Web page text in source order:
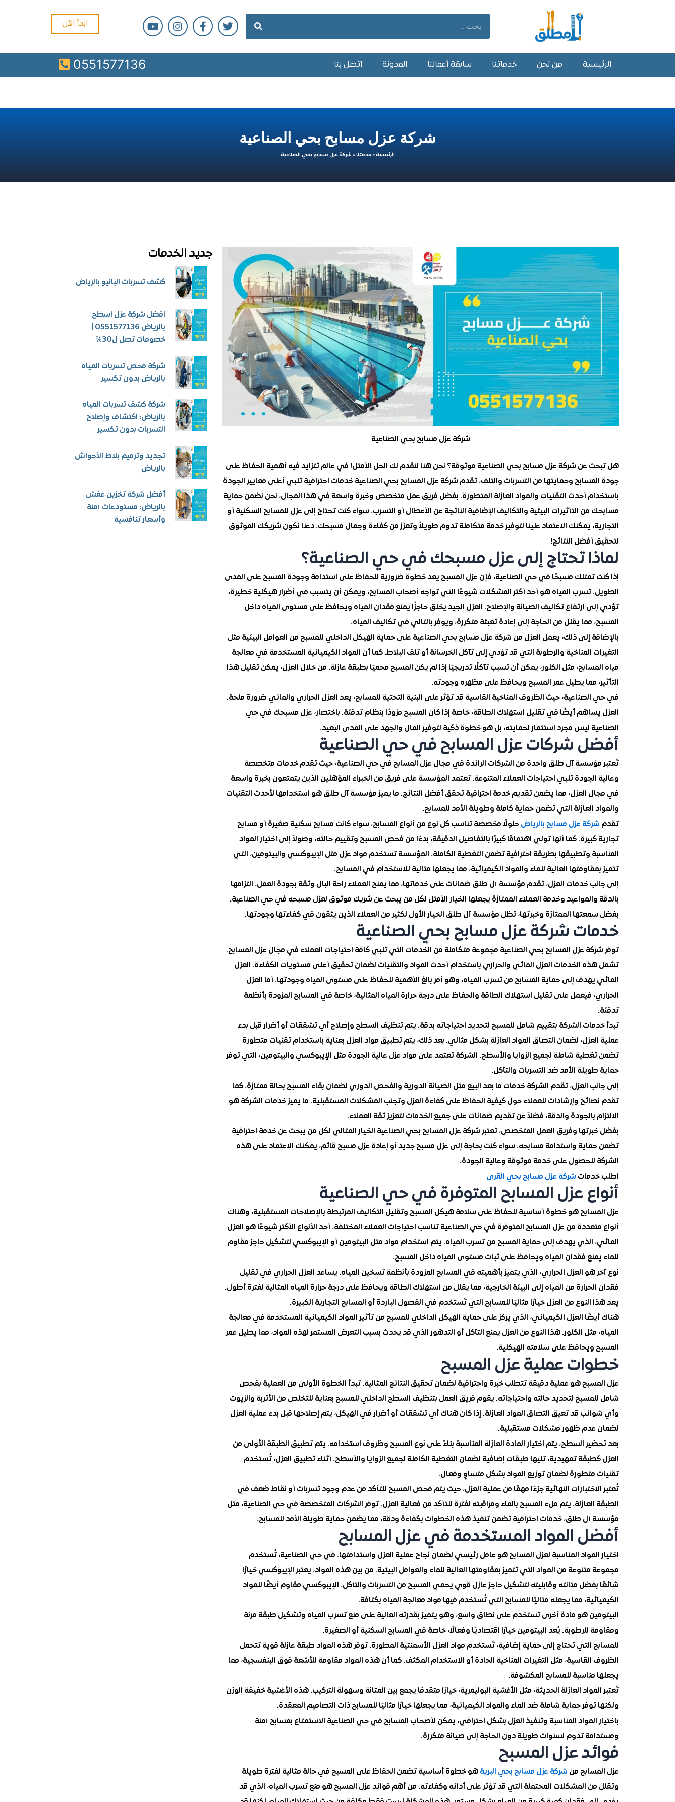
ابدأ الآن
الرئيسية من نحن خدماتنا سابقة أعمالنا المدونة اتصل بنا 0551577136
شركة عزل مسابح بحي الصناعية
الرئيسية»خدمتنا» شركة عزل مسابح بحي الصناعية
شركة عزل مسابح بحي الصناعية
هل تبحث عن شركة عزل مسابح بحي الصناعية موثوقة؟ نحن هنا لنقدم لك الحل الأمثل! في عالم تتزايد فيه أهمية الحفاظ على
جودة المسابح وحمايتها من التسربات والتلف، تقدم شركة عزل المسابح بحي الصناعية خدمات احترافية تلبي أعلى معايير الجودة
باستخدام أحدث التقنيات والمواد العازلة المتطورة. بفضل فريق عمل متخصص وخبرة واسعة في هذا المجال، نحن نضمن حماية
مسابحك من التأثيرات البيئية والتكاليف الإضافية الناتجة عن الأعطال أو التسرب. سواء كنت تحتاج إلى عزل للمسابح السكنية أو
التجارية، يمكنك الاعتماد علينا لتوفير خدمة متكاملة تدوم طويلاً وتعزز من كفاءة وجمال مسبحك. دعنا نكون شريكك الموثوق
لتحقيق أفضل النتائج!
لماذا تحتاج إلى عزل مسبحك في حي الصناعية؟
إذا كنت تمتلك مسبحًا في حي الصناعية، فإن عزل المسبح يعد خطوة ضرورية للحفاظ على استدامة وجودة المسبح على المدى
الطويل. تسرب المياه هو أحد أكثر المشكلات شيوعًا التي تواجه أصحاب المسابح، ويمكن أن يتسبب في أضرار هيكلية خطيرة،
تؤدي إلى ارتفاع تكاليف الصيانة والإصلاح. العزل الجيد يخلق حاجزًا يمنع فقدان المياه ويحافظ على مستوى المياه داخل
المسبح، مما يقلل من الحاجة إلى إعادة تعبئة متكررة، ويوفر بالتالي في تكاليف المياه.
بالإضافة إلى ذلك، يعمل العزل من شركة عزل مسابح بحي الصناعية على حماية الهيكل الداخلي للمسبح من العوامل البيئية مثل
التغيرات المناخية والرطوبة التي قد تؤدي إلى تآكل الخرسانة أو تلف البلاط. كما أن المواد الكيميائية المستخدمة في معالجة
مياه المسابح، مثل الكلور، يمكن أن تسبب تآكلًا تدريجيًا إذا لم يكن المسبح محميًا بطبقة عازلة. من خلال العزل، يمكن تقليل هذا
التأثير، مما يطيل عمر المسبح ويحافظ على مظهره وجودته.
في حي الصناعية، حيث الظروف المناخية القاسية قد تؤثر على البنية التحتية للمسابح، يعد العزل الحراري والمائي ضرورة ملحة.
العزل يساهم أيضًا في تقليل استهلاك الطاقة، خاصة إذا كان المسبح مزودًا بنظام تدفئة. باختصار، عزل مسبحك في حي
الصناعية ليس مجرد استثمار لحمايته، بل هو خطوة ذكية لتوفير المال والجهد على المدى البعيد.
أفضل شركات عزل المسابح في حي الصناعية
تُعتبر مؤسسة آل طلق واحدة من الشركات الرائدة في مجال عزل المسابح في حي الصناعية، حيث تقدم خدمات متخصصة
وعالية الجودة تلبي احتياجات العملاء المتنوعة. تعتمد المؤسسة على فريق من الخبراء المؤهلين الذين يتمتعون بخبرة واسعة
في مجال العزل، مما يضمن تقديم خدمة احترافية تحقق أفضل النتائج. ما يميز مؤسسة آل طلق هو استخدامها لأحدث التقنيات
والمواد العازلة التي تضمن حماية كاملة وطويلة الأمد للمسابح.
تقدم شركة عزل مسابح بالرياض حلولًا مخصصة تناسب كل نوع من أنواع المسابح، سواء كانت مسابح سكنية صغيرة أو مسابح
تجارية كبيرة. كما أنها تولي اهتمامًا كبيرًا بالتفاصيل الدقيقة، بدءًا من فحص المسبح وتقييم حالته، وصولاً إلى اختيار المواد
المناسبة وتطبيقها بطريقة احترافية تضمن التغطية الكاملة. المؤسسة تستخدم مواد عزل مثل الإيبوكسي والبيتومين، التي
تتميز بمقاومتها العالية للماء والمواد الكيميائية، مما يجعلها مثالية للاستخدام في المسابح.
إلى جانب خدمات العزل، تقدم مؤسسة آل طلق ضمانات على خدماتها، مما يمنح العملاء راحة البال وثقة بجودة العمل. التزامها
بالدقة والمواعيد وخدمة العملاء الممتازة يجعلها الخيار الأمثل لكل من يبحث عن شريك موثوق لعزل مسبحه في حي الصناعية.
بفضل سمعتها الممتازة وخبرتها، تظل مؤسسة آل طلق الخيار الأول لكثير من العملاء الذين يثقون في كفاءتها وجودتها.
خدمات شركة عزل مسابح بحي الصناعية
توفر شركة عزل المسابح بحي الصناعية مجموعة متكاملة من الخدمات التي تلبي كافة احتياجات العملاء في مجال عزل المسابح.
تشمل هذه الخدمات العزل المائي والحراري باستخدام أحدث المواد والتقنيات لضمان تحقيق أعلى مستويات الكفاءة. العزل
المائي يهدف إلى حماية المسابح من تسرب المياه، وهو أمر بالغ الأهمية للحفاظ على مستوى المياه وجودتها. أما العزل
الحراري، فيعمل على تقليل استهلاك الطاقة والحفاظ على درجة حرارة المياه المثالية، خاصة في المسابح المزودة بأنظمة
تدفئة.
تبدأ خدمات الشركة بتقييم شامل للمسبح لتحديد احتياجاته بدقة. يتم تنظيف السطح وإصلاح أي تشققات أو أضرار قبل بدء
عملية العزل، لضمان التصاق المواد العازلة بشكل مثالي. بعد ذلك، يتم تطبيق مواد العزل بعناية باستخدام تقنيات متطورة
تضمن تغطية شاملة لجميع الزوايا والأسطح. الشركة تعتمد على مواد عزل عالية الجودة مثل الإيبوكسي والبيتومين، التي توفر
حماية طويلة الأمد ضد التسربات والتآكل.
إلى جانب العزل، تقدم الشركة خدمات ما بعد البيع مثل الصيانة الدورية والفحص الدوري لضمان بقاء المسبح بحالة ممتازة. كما
تقدم نصائح وإرشادات للعملاء حول كيفية الحفاظ على كفاءة العزل وتجنب المشكلات المستقبلية. ما يميز خدمات الشركة هو
الالتزام بالجودة والدقة، فضلاً عن تقديم ضمانات على جميع الخدمات لتعزيز ثقة العملاء.
بفضل خبرتها وفريق العمل المتخصص، تعتبر شركة عزل المسابح بحي الصناعية الخيار المثالي لكل من يبحث عن خدمة احترافية
تضمن حماية واستدامة مسابحه. سواء كنت بحاجة إلى عزل مسبح جديد أو إعادة عزل مسبح قائم، يمكنك الاعتماد على هذه
الشركة للحصول على خدمة موثوقة وعالية الجودة.
اطلب خدمات شركة عزل مسابح بحي القرى
أنواع عزل المسابح المتوفرة في حي الصناعية
عزل المسابح هو خطوة أساسية للحفاظ على سلامة هيكل المسبح وتقليل التكاليف المرتبطة بالإصلاحات المستقبلية، وهناك
أنواع متعددة من عزل المسابح المتوفرة في حي الصناعية تناسب احتياجات العملاء المختلفة. أحد الأنواع الأكثر شيوعًا هو العزل
المائي، الذي يهدف إلى حماية المسبح من تسرب المياه. يتم استخدام مواد مثل البيتومين أو الإيبوكسي لتشكيل حاجز مقاوم
للماء يمنع فقدان المياه ويحافظ على ثبات مستوى المياه داخل المسبح.
نوع آخر هو العزل الحراري، الذي يتميز بأهميته في المسابح المزودة بأنظمة تسخين المياه. يساعد العزل الحراري في تقليل
فقدان الحرارة من المياه إلى البيئة الخارجية، مما يقلل من استهلاك الطاقة ويحافظ على درجة حرارة المياه المثالية لفترة أطول.
يعد هذا النوع من العزل خيارًا مثاليًا للمسابح التي تُستخدم في الفصول الباردة أو المسابح التجارية الكبيرة.
هناك أيضًا العزل الكيميائي، الذي يركز على حماية الهيكل الداخلي للمسبح من تأثير المواد الكيميائية المستخدمة في معالجة
المياه، مثل الكلور. هذا النوع من العزل يمنع التآكل أو التدهور الذي قد يحدث بسبب التعرض المستمر لهذه المواد، مما يطيل عمر
المسبح ويحافظ على سلامته الهيكلية.
خطوات عملية عزل المسبح
عزل المسبح هو عملية دقيقة تتطلب خبرة واحترافية لضمان تحقيق النتائج المثالية. تبدأ الخطوة الأولى من العملية بفحص
شامل للمسبح لتحديد حالته واحتياجاته. يقوم فريق العمل بتنظيف السطح الداخلي للمسبح بعناية للتخلص من الأتربة والزيوت
وأي شوائب قد تعيق التصاق المواد العازلة. إذا كان هناك أي تشققات أو أضرار في الهيكل، يتم إصلاحها قبل بدء عملية العزل
لضمان عدم ظهور مشكلات مستقبلية.
بعد تحضير السطح، يتم اختيار المادة العازلة المناسبة بناءً على نوع المسبح وظروف استخدامه. يتم تطبيق الطبقة الأولى من
العزل كطبقة تمهيدية، تليها طبقات إضافية لضمان التغطية الكاملة لجميع الزوايا والأسطح. أثناء تطبيق العزل، تُستخدم
تقنيات متطورة لضمان توزيع المواد بشكل متساوٍ وفعال.
تُعتبر الاختبارات النهائية جزءًا مهمًا من عملية العزل، حيث يتم فحص المسبح للتأكد من عدم وجود تسربات أو نقاط ضعف في
الطبقة العازلة. يتم ملء المسبح بالماء ومراقبته لفترة للتأكد من فعالية العزل. توفر الشركات المتخصصة في حي الصناعية، مثل
مؤسسة آل طلق، خدمات احترافية تضمن تنفيذ هذه الخطوات بكفاءة ودقة، مما يضمن حماية طويلة الأمد للمسابح.
أفضل المواد المستخدمة في عزل المسابح
اختيار المواد المناسبة لعزل المسابح هو عامل رئيسي لضمان نجاح عملية العزل واستدامتها. في حي الصناعية، تُستخدم
مجموعة متنوعة من المواد التي تتميز بمقاومتها العالية للماء والعوامل البيئية. من بين هذه المواد، يعتبر الإيبوكسي خيارًا
شائعًا بفضل متانته وقابليته لتشكيل حاجز عازل قوي يحمي المسبح من التسربات والتآكل. الإيبوكسي مقاوم أيضًا للمواد
الكيميائية، مما يجعله مثاليًا للمسابح التي تُستخدم فيها مواد معالجة المياه بكثافة.
البيتومين هو مادة أخرى تستخدم على نطاق واسع، وهو يتميز بقدرته العالية على منع تسرب المياه وتشكيل طبقة مرنة
ومقاومة للرطوبة. يُعد البيتومين خيارًا اقتصاديًا وفعالًا، خاصة في المسابح السكنية أو الصغيرة.
للمسابح التي تحتاج إلى حماية إضافية، تُستخدم مواد العزل الأسمنتية المطورة. توفر هذه المواد طبقة عازلة قوية تتحمل
الظروف القاسية، مثل التغيرات المناخية الحادة أو الاستخدام المكثف. كما أن هذه المواد مقاومة للأشعة فوق البنفسجية، مما
يجعلها مناسبة للمسابح المكشوفة.
تُعتبر المواد العازلة الحديثة، مثل الأغشية البوليمرية، خيارًا متقدمًا يجمع بين المتانة وسهولة التركيب. هذه الأغشية خفيفة الوزن
ولكنها توفر حماية شاملة ضد الماء والمواد الكيميائية، مما يجعلها خيارًا مثاليًا للمسابح ذات التصاميم المعقدة.
باختيار المواد المناسبة وتنفيذ العزل بشكل احترافي، يمكن لأصحاب المسابح في حي الصناعية الاستمتاع بمسابح آمنة
ومستدامة تدوم لسنوات طويلة دون الحاجة إلى صيانة متكررة.
فوائد عزل المسبح
عزل المسابح من شركة عزل مسابح بحي البرية هو خطوة أساسية تضمن الحفاظ على المسبح في حالة مثالية لفترة طويلة
وتقلل من المشكلات المحتملة التي قد تؤثر على أدائه وكفاءته. من أهم فوائد عزل المسبح هو منع تسرب المياه، الذي قد
جديد الخدمات
كشف تسربات البانيو بالرياض
افضل شركة عزل اسطح
خصومات تصل ل30%
شركة فحص تسربات المياه
بالرياض بدون تكسير
شركة كشف تسربات المياه
بالرياض: اكتشاف وإصلاح
التسربات بدون تكسير
تجديد وترميم بلاط الأحواش
بالرياض
أفضل شركة تخزين عفش
بالرياض: مستودعات آمنة
وأسعار تنافسية